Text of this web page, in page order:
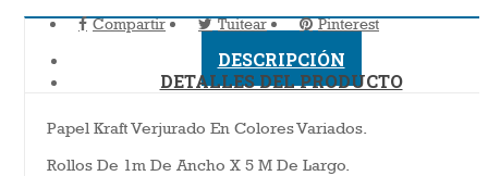
Compartir Tuitear Pinterest
DESCRIPCIÓN
DETALLES DEL PRODUCTO
Papel Kraft Verjurado En Colores Variados.
Rollos De 1m De Ancho X 5 M De Largo.